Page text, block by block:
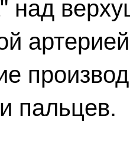
над
пальцев.